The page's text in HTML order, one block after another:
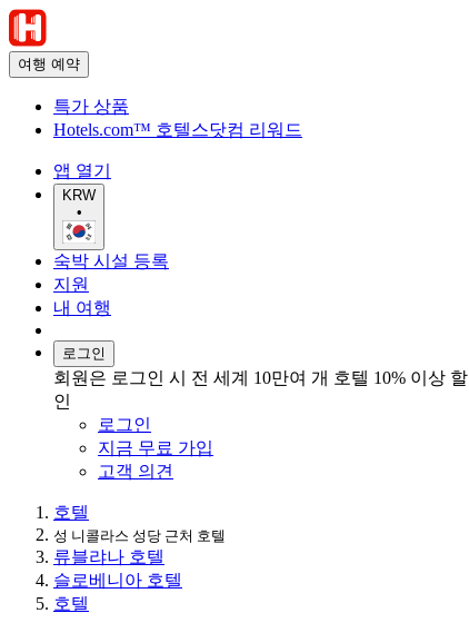
여행 예약
특가 상품
Hotels.com™ 호텔스닷컴 리워드
앱 열기
KRW
•
숙박 시설 등록
지원
내 여행
로그인
회원은 로그인 시 전 세계 10만여 개 호텔 10% 이상 할
인
로그인
지금 무료 가입
고객 의견
호텔
성 니콜라스 성당 근처 호텔
류블랴나 호텔
슬로베니아 호텔
호텔